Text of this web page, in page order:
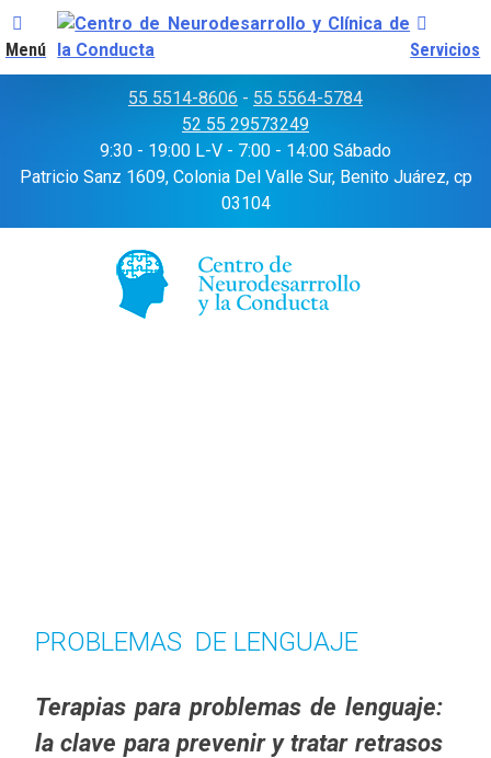
55 5514-8606 - 55 5564-5784
52 55 29573249
9:30 - 19:00 L-V - 7:00 - 14:00 Sábado
Patricio Sanz 1609, Colonia Del Valle Sur, Benito Juárez, cp
03104
PROBLEMAS DE LENGUAJE
Terapias para problemas de lenguaje:
la clave para prevenir y tratar retrasos
Menú Servicios